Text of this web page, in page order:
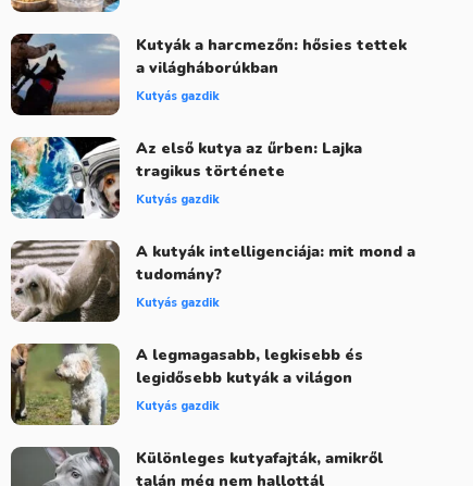
Kutyák a harcmezőn: hősies tettek
a világháborúkban
Kutyás gazdik
Az első kutya az űrben: Lajka
tragikus története
Kutyás gazdik
A kutyák intelligenciája: mit mond a
tudomány?
Kutyás gazdik
A legmagasabb, legkisebb és
legidősebb kutyák a világon
Kutyás gazdik
Különleges kutyafajták, amikről
talán még nem hallottál